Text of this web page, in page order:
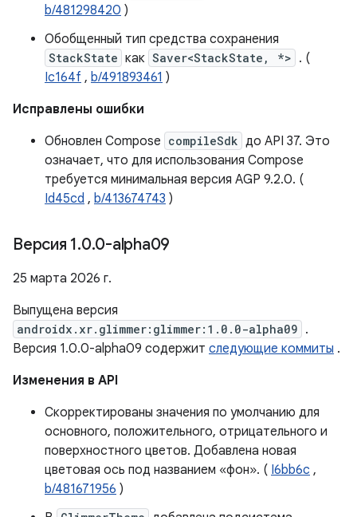
b/481298420 )
Обобщенный тип средства сохранения
StackState как Saver<StackState, *> . (
Ic164f , b/491893461 )
Исправлены ошибки
Обновлен Compose compileSdk до API 37. Это
означает, что для использования Compose
требуется минимальная версия AGP 9.2.0. (
Id45cd , b/413674743 )
Версия 1.0.0-alpha09
25 марта 2026 г.
Выпущена версия
androidx.xr.glimmer:glimmer:1.0.0-alpha09 .
Версия 1.0.0-alpha09 содержит следующие коммиты .
Изменения в API
Скорректированы значения по умолчанию для
основного, положительного, отрицательного и
поверхностного цветов. Добавлена ​​новая
цветовая ось под названием «фон». ( I6bb6c ,
b/481671956 )